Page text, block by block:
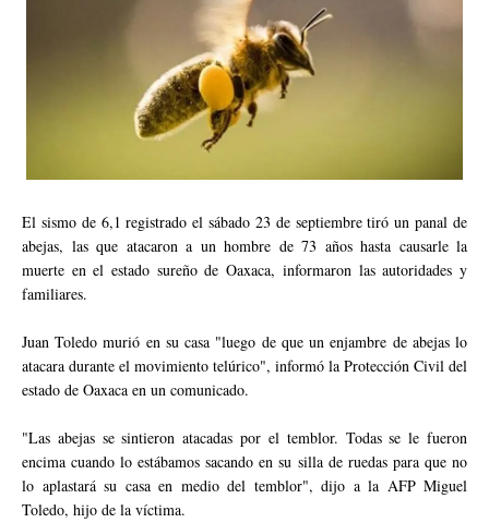
El sismo de 6,1 registrado el sábado 23 de septiembre tiró un panal de
abejas, las que atacaron a un hombre de 73 años hasta causarle la
muerte en el estado sureño de Oaxaca, informaron las autoridades y
familiares.
Juan Toledo murió en su casa "luego de que un enjambre de abejas lo
atacara durante el movimiento telúrico", informó la Protección Civil del
estado de Oaxaca en un comunicado.
"Las abejas se sintieron atacadas por el temblor. Todas se le fueron
encima cuando lo estábamos sacando en su silla de ruedas para que no
lo aplastará su casa en medio del temblor", dijo a la AFP Miguel
Toledo, hijo de la víctima.